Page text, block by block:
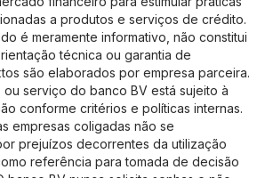
a produtos e serviços de crédito.
é meramente informativo, não constitui
técnica ou garantia de
são elaborados por empresa parceira.
serviço do banco BV está sujeito à
conforme critérios e políticas internas.
empresas coligadas não se
prejuízos decorrentes da utilização
referência para tomada de decisão